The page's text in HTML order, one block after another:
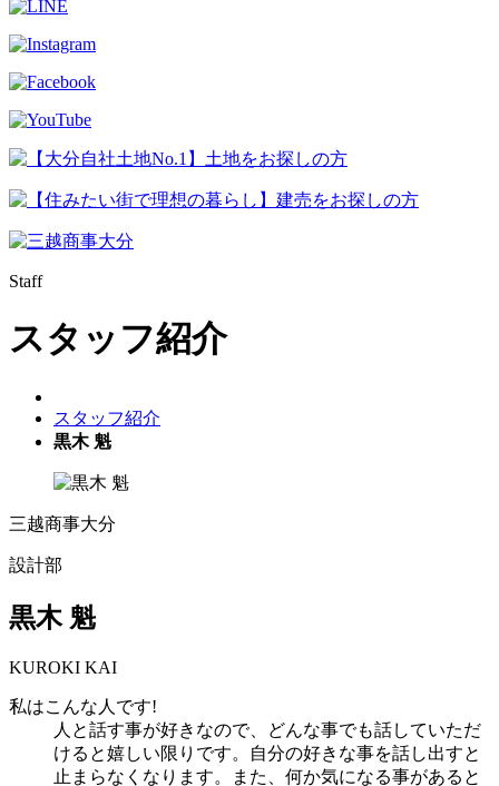
Staff
スタッフ紹介
スタッフ紹介
黒木 魁
三越商事大分
設計部
黒木 魁
KUROKI KAI
私はこんな人です!
人と話す事が好きなので、どんな事でも話していただ
けると嬉しい限りです。自分の好きな事を話し出すと
止まらなくなります。また、何か気になる事があると